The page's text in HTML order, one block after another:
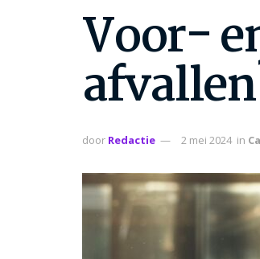
Voor-
door Redactie 2 mei 2024 in